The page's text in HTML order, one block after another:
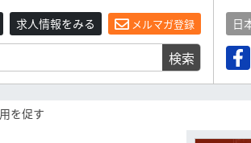
求人情報をみる メルマガ登録
検索
日
を促す